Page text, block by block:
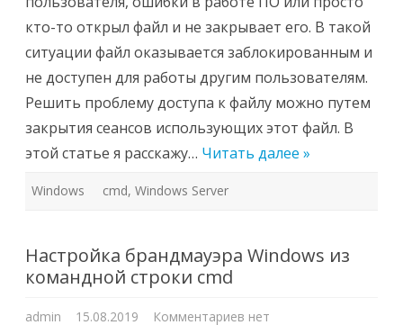
сбросить
сессии
пользователя
в
Windows
Server
кто-то открыл файл и не закрывает его. В такой
ситуации файл оказывается заблокированным и
не доступен для работы другим пользователям.
Решить проблему доступа к файлу можно путем
закрытия сеансов использующих этот файл. В
этой статье я расскажу… Читать далее »
Windows cmd, Windows Server
Настройка брандмауэра Windows из
командной строки cmd
admin 15.08.2019 Комментариев кнет